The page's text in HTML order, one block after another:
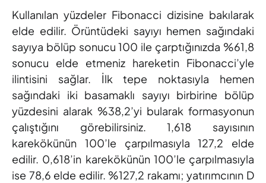
Kullanılan yüzdeler Fibonacci dizisine bakılarak
elde edilir. Örüntüdeki sayıyı hemen sağındaki
sayıya bölüp sonucu 100 ile çarptığınızda %61,8
sonucu elde etmeniz hareketin Fibonacci’yle
ilintisini sağlar. İlk tepe noktasıyla hemen
sağındaki iki basamaklı sayıyı birbirine bölüp
yüzdesini alarak %38,2’yi bularak formasyonun
çalıştığını görebilirsiniz. 1,618 sayısının
karekökünün 100’le çarpılmasıyla 127,2 elde
edilir. 0,618’in karekökünün 100’le çarpılmasıyla
ise 78,6 elde edilir. %127,2 rakamı; yatırımcının D